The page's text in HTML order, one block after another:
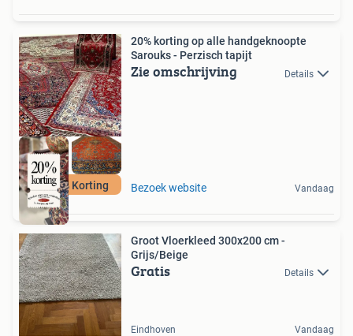
Nu 20% Korting
20% korting op alle handgeknoopte
Sarouks - Perzisch tapijt
Zie omschrijving Details
Bezoek website Vandaag
Groot Vloerkleed 300x200 cm -
Grijs/Beige
Gratis Details
Eindhoven Vandaag